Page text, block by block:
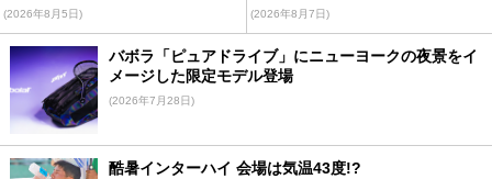
(2026年8月5日) (2026年8月7日)
バボラ「ピュアドライブ」にニューヨークの夜景をイ
メージした限定モデル登場
(2026年7月28日)
酷暑インターハイ 会場は気温43度!?